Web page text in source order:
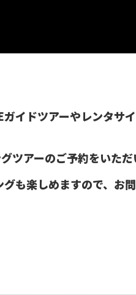
イドツアーやレンタサ
アーのご予約をいただ
も楽しめますので、お